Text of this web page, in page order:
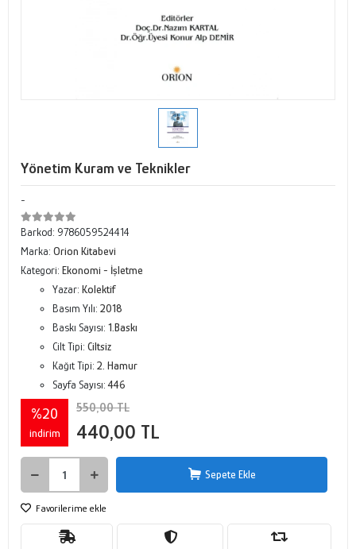
Yönetim Kuram ve Teknikler
-
Barkod: 9786059524414
Marka: Orion Kitabevi
Kategori: Ekonomi - İşletme
Yazar: Kolektif
Basım Yılı: 2018
Baskı Sayısı: 1.Baskı
Cilt Tipi: Ciltsiz
Kağıt Tipi: 2. Hamur
Sayfa Sayısı:446
%20
indirim
550,00 TL
440,00 TL
Sepete Ekle
Favorilerime ekle